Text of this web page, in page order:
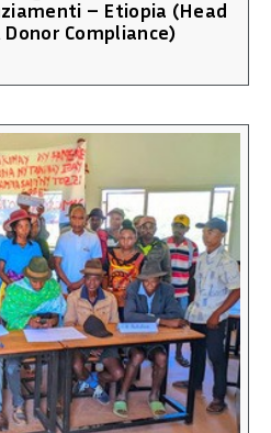
– Etiopia (Head
Compliance)